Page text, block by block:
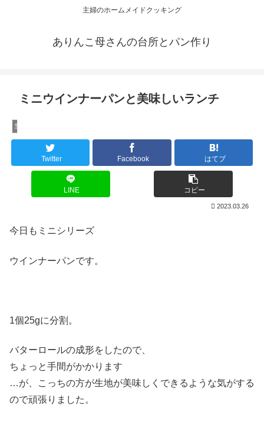
主婦のホームメイドクッキング
ありんこ母さんの台所とパン作り
ミニウインナーパンと美味しいランチ
惣菜パン
Twitter Facebook はてブ
LINE コピー
2023.03.26
今日もミニシリーズ
ウインナーパンです。
1個25gに分割。
バターロールの成形をしたので、
ちょっと手間がかかります
…が、こっちの方が生地が美味しくできるような気がする
ので頑張りました。